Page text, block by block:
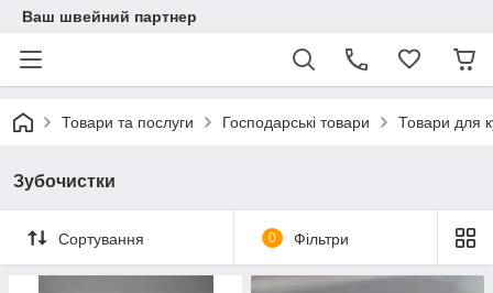
Ваш швейний партнер
Товари та послуги Господарські товари Товари для
Зубочистки
Сортування 0 Фільтри